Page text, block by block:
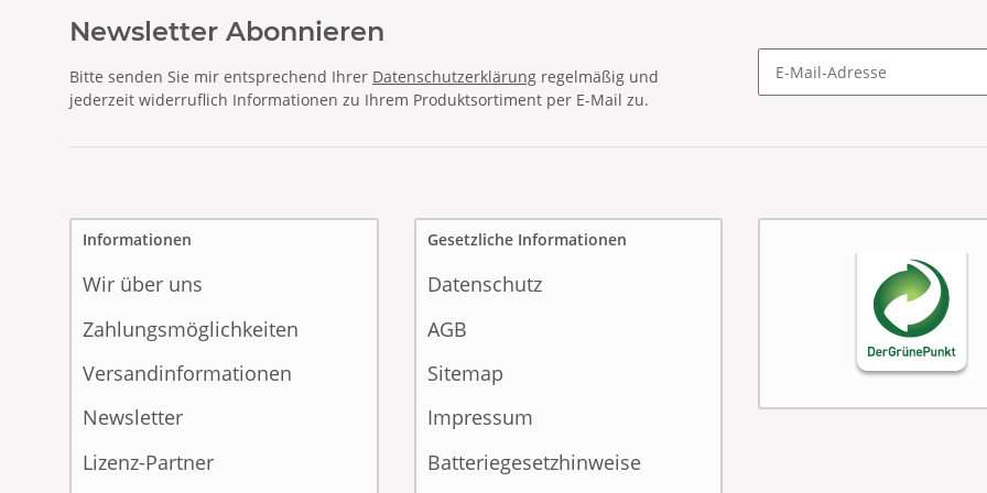
Newsletter Abonnieren
Bitte senden Sie mir entsprechend Ihrer Datenschutzerklärung regelmäßig und
jederzeit widerruflich Informationen zu Ihrem Produktsortiment per E-Mail zu.
Informationen
Wir über uns
Zahlungsmöglichkeiten
Versandinformationen
Newsletter
Lizenz-Partner
Gesetzliche Informationen
Datenschutz
AGB
Sitemap
Impressum
Batteriegesetzhinweise